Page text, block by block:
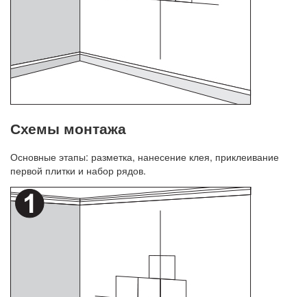
Схемы монтажа
Основные этапы: разметка, нанесение клея, приклеивание
первой плитки и набор рядов.